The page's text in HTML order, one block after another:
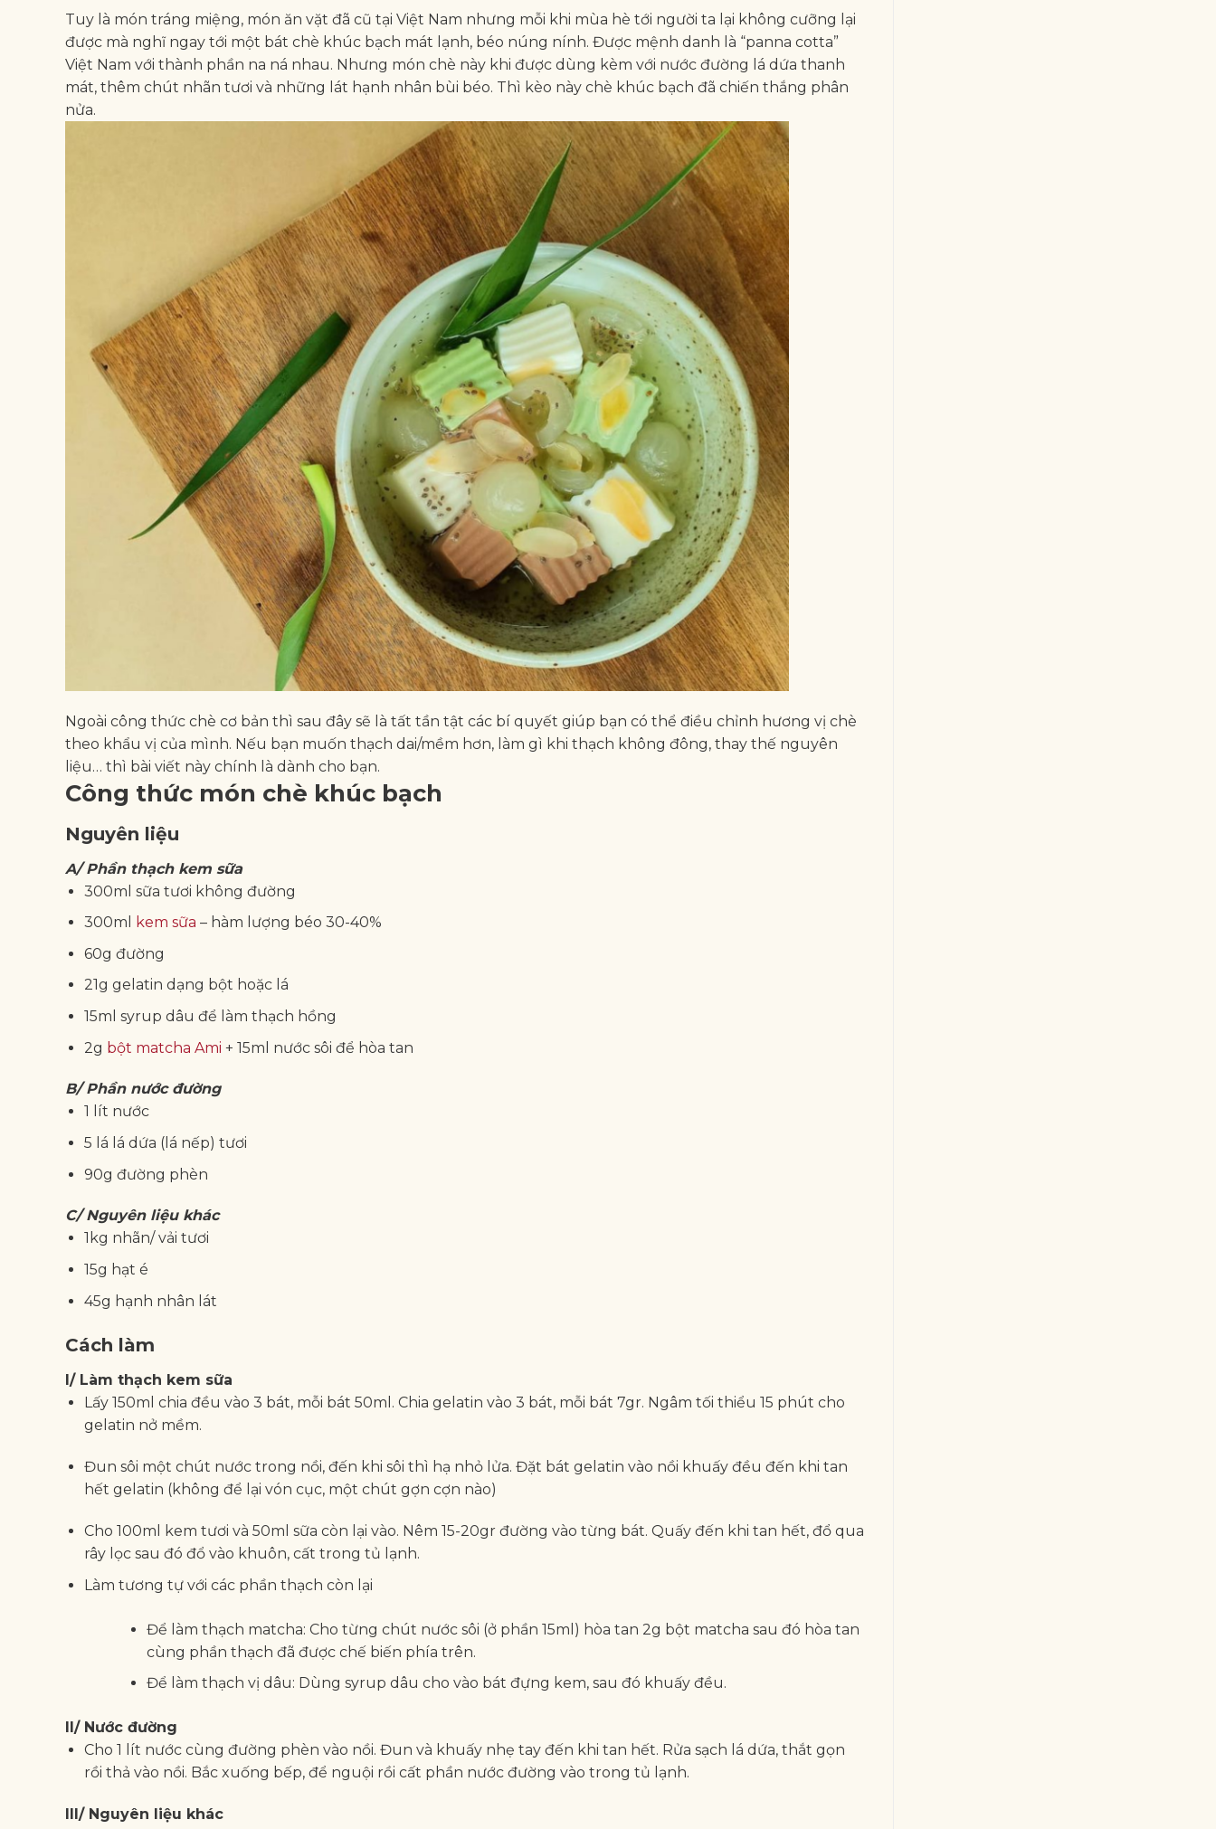
Tuy là món tráng miệng, món ăn vặt đã cũ tại Việt Nam nhưng mỗi khi mùa hè tới người ta lại không cưỡng lại
được mà nghĩ ngay tới một bát chè khúc bạch mát lạnh, béo núng nính. Được mệnh danh là “panna cotta”
Việt Nam với thành phần na ná nhau. Nhưng món chè này khi được dùng kèm với nước đường lá dứa thanh
mát, thêm chút nhãn tươi và những lát hạnh nhân bùi béo. Thì kèo này chè khúc bạch đã chiến thắng phân
nửa.
Ngoài công thức chè cơ bản thì sau đây sẽ là tất tần tật các bí quyết giúp bạn có thể điều chỉnh hương vị chè
theo khẩu vị của mình. Nếu bạn muốn thạch dai/mềm hơn, làm gì khi thạch không đông, thay thế nguyên
liệu… thì bài viết này chính là dành cho bạn.
Công thức món chè khúc bạch
Nguyên liệu
A/ Phần thạch kem sữa
300ml sữa tươi không đường
300ml
kem sữa – hàm lượng béo 30-40%
60g đường
21g gelatin dạng bột hoặc lá
15ml syrup dâu để làm thạch hồng
2g bột matcha Ami + 15ml nước sôi để hòa tan
B/ Phần nước đường
1 lít nước
5 lá lá dứa (lá nếp) tươi
90g đường phèn
C/ Nguyên liệu khác
1kg nhãn/ vải tươi
15g hạt é
45g hạnh nhân lát
Cách làm
I/ Làm thạch kem sữa
Lấy 150ml chia đều vào 3 bát, mỗi bát 50ml. Chia gelatin vào 3 bát, mỗi bát 7gr. Ngâm tối thiểu 15 phút cho
gelatin nở mềm.
Đun sôi một chút nước trong nồi, đến khi sôi thì hạ nhỏ lửa. Đặt bát gelatin vào nồi khuấy đều đến khi tan
hết gelatin (không để lại vón cục, một chút gợn cợn nào)
Cho 100ml kem tươi và 50ml sữa còn lại vào. Nêm 15-20gr đường vào từng bát. Quấy đến khi tan hết, đổ qua
rây lọc sau đó đổ vào khuôn, cất trong tủ lạnh.
Làm tương tự với các phần thạch còn lại
Để làm thạch matcha: Cho từng chút nước sôi (ở phần 15ml) hòa tan 2g bột matcha sau đó hòa tan
cùng phần thạch đã được chế biến phía trên.
Để làm thạch vị dâu: Dùng syrup dâu cho vào bát đựng kem, sau đó khuấy đều.
II/ Nước đường
Cho 1 lít nước cùng đường phèn vào nồi. Đun và khuấy nhẹ tay đến khi tan hết. Rửa sạch lá dứa, thắt gọn
rồi thả vào nồi. Bắc xuống bếp, để nguội rồi cất phần nước đường vào trong tủ lạnh.
III/ Nguyên liệu khác